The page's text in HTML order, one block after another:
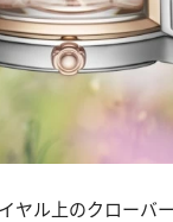
ヤル上のクローバ